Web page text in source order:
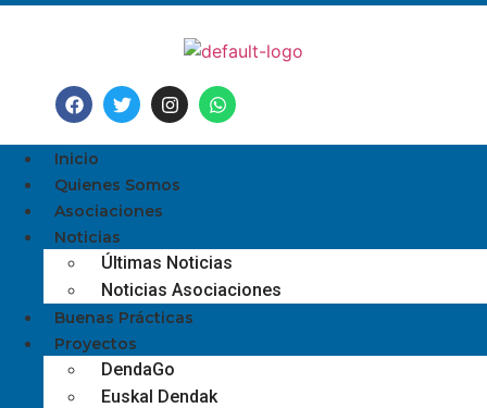
Inicio
Quienes Somos
Asociaciones
Noticias
Últimas Noticias
Noticias Asociaciones
Buenas Prácticas
Proyectos
DendaGo
Euskal Dendak